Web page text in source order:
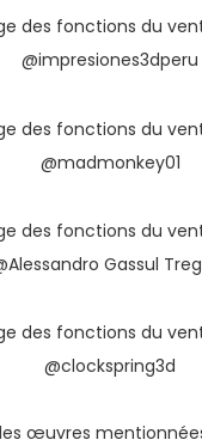
@impresiones3dperu
@madmonkey01
Gassul
@clockspring3d
œuvres